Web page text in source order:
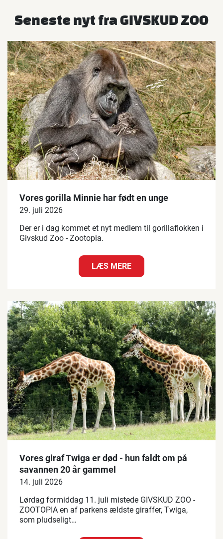
Seneste nyt fra GIVSKUD ZOO
Vores gorilla Minnie har født en unge
29. juli 2026
Der er i dag kommet et nyt medlem til gorillaflokken i
Givskud Zoo - Zootopia.
LÆS MERE
Vores giraf Twiga er død - hun faldt om på
savannen 20 år gammel
14. juli 2026
Lørdag formiddag 11. juli mistede GIVSKUD ZOO -
ZOOTOPIA en af parkens ældste giraffer, Twiga,
som pludseligt…